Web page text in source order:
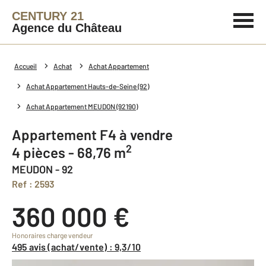
CENTURY 21
Agence du Château
Accueil Achat Achat Appartement
Achat Appartement Hauts-de-Seine (92)
Achat Appartement MEUDON (92190)
Appartement F4 à vendre
4 pièces - 68,76 m2
MEUDON - 92
Ref : 2593
360 000 €
Honoraires charge vendeur
495 avis (achat/vente) : 9,3/10